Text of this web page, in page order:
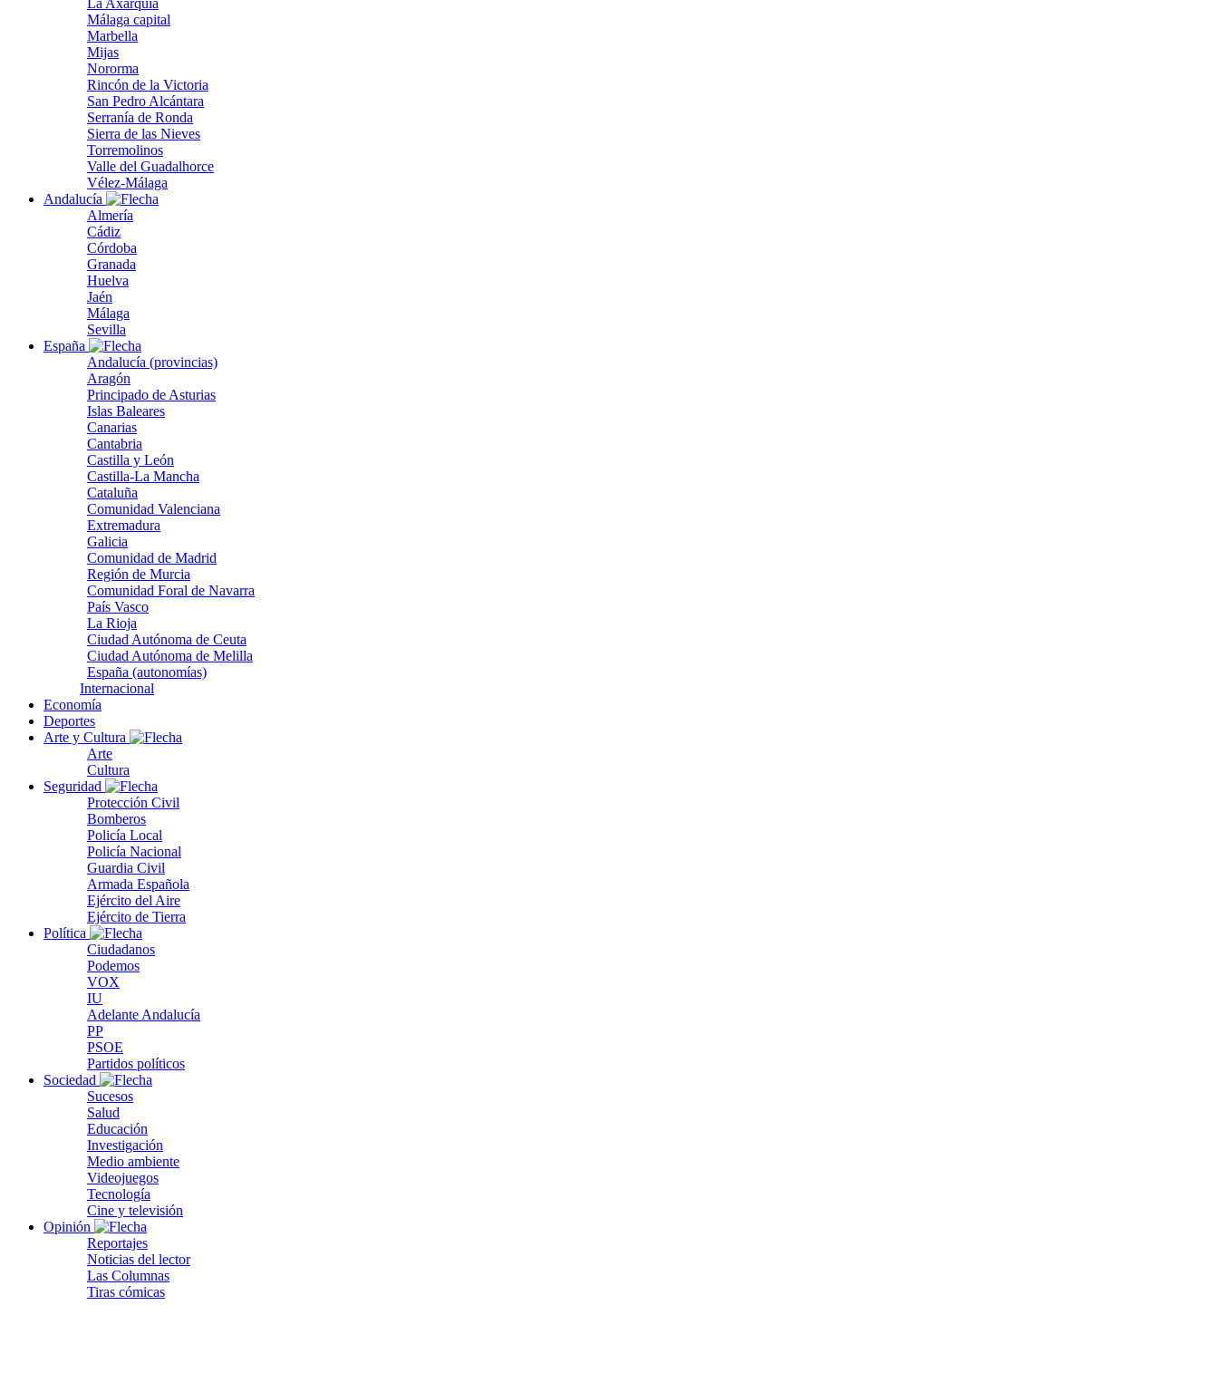
La Axarquía
Málaga capital
Marbella
Mijas
Nororma
Rincón de la Victoria
San Pedro Alcántara
Serranía de Ronda
Sierra de las Nieves
Torremolinos
Valle del Guadalhorce
Vélez-Málaga
Andalucía
Almería
Cádiz
Córdoba
Granada
Huelva
Jaén
Málaga
Sevilla
España
Andalucía (provincias)
Aragón
Principado de Asturias
Islas Baleares
Canarias
Cantabria
Castilla y León
Castilla-La Mancha
Cataluña
Comunidad Valenciana
Extremadura
Galicia
Comunidad de Madrid
Región de Murcia
Comunidad Foral de Navarra
País Vasco
La Rioja
Ciudad Autónoma de Ceuta
Ciudad Autónoma de Melilla
España (autonomías)
Internacional
Economía
Deportes
Arte y Cultura
Arte
Cultura
Seguridad
Protección Civil
Bomberos
Policía Local
Policía Nacional
Guardia Civil
Armada Española
Ejército del Aire
Ejército de Tierra
Política
Ciudadanos
Podemos
VOX
IU
Adelante Andalucía
PP
PSOE
Partidos políticos
Sociedad
Sucesos
Salud
Educación
Investigación
Medio ambiente
Videojuegos
Tecnología
Cine y televisión
Opinión
Reportajes
Noticias del lector
Las Columnas
Tiras cómicas